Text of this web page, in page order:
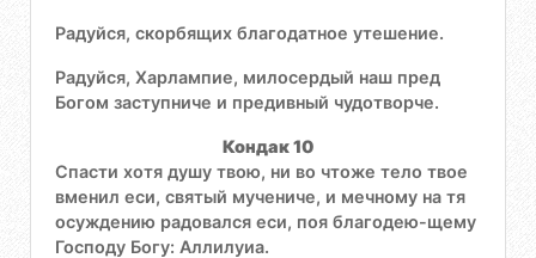
Радуйся, скорбящих благодатное утешение.
Радуйся, Харлампие, милосердый наш пред
Богом заступниче и предивный чудотворче.
Кондак 10
Спасти хотя душу твою, ни во чтоже тело твое
вменил еси, святый мучениче, и мечному на тя
осуждению радовался еси, поя благодею-щему
Господу Богу: Аллилуиа.